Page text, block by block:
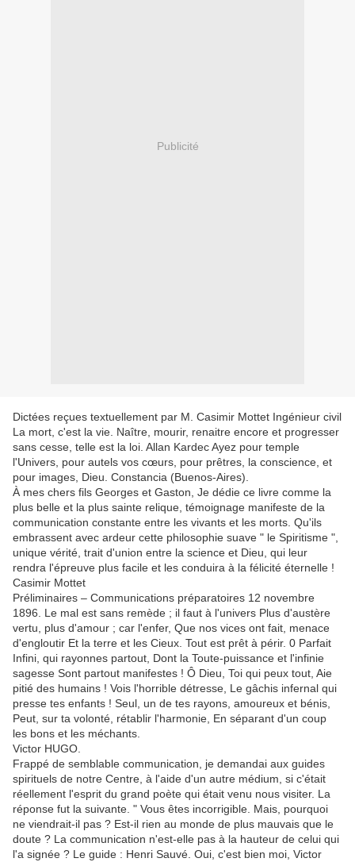
Publicité
Dictées reçues textuellement par M. Casimir Mottet Ingénieur civil
La mort, c'est la vie. Naître, mourir, renaitre encore et progresser
sans cesse, telle est la loi. Allan Kardec Ayez pour temple
l'Univers, pour autels vos cœurs, pour prêtres, la conscience, et
pour images, Dieu. Constancia (Buenos-Aires).
À mes chers fils Georges et Gaston, Je dédie ce livre comme la
plus belle et la plus sainte relique, témoignage manifeste de la
communication constante entre les vivants et les morts. Qu'ils
embrassent avec ardeur cette philosophie suave " le Spiritisme ",
unique vérité, trait d'union entre la science et Dieu, qui leur
rendra l'épreuve plus facile et les conduira à la félicité éternelle !
Casimir Mottet
Préliminaires – Communications préparatoires 12 novembre
1896. Le mal est sans remède ; il faut à l'univers Plus d'austère
vertu, plus d'amour ; car l'enfer, Que nos vices ont fait, menace
d'engloutir Et la terre et les Cieux. Tout est prêt à périr. 0 Parfait
Infini, qui rayonnes partout, Dont la Toute-puissance et l'infinie
sagesse Sont partout manifestes ! Ô Dieu, Toi qui peux tout, Aie
pitié des humains ! Vois l'horrible détresse, Le gâchis infernal qui
presse tes enfants ! Seul, un de tes rayons, amoureux et bénis,
Peut, sur ta volonté, rétablir l'harmonie, En séparant d'un coup
les bons et les méchants.
Victor HUGO.
Frappé de semblable communication, je demandai aux guides
spirituels de notre Centre, à l'aide d'un autre médium, si c'était
réellement l'esprit du grand poète qui était venu nous visiter. La
réponse fut la suivante. " Vous êtes incorrigible. Mais, pourquoi
ne viendrait-il pas ? Est-il rien au monde de plus mauvais que le
doute ? La communication n'est-elle pas à la hauteur de celui qui
l'a signée ? Le guide : Henri Sauvé. Oui, c'est bien moi, Victor